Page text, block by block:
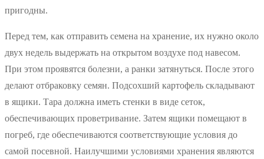
пригодны.
Перед тем, как отправить семена на хранение, их нужно около
двух недель выдержать на открытом воздухе под навесом.
При этом проявятся болезни, а ранки затянуться. После этого
делают отбраковку семян. Подсохший картофель складывают
в ящики. Тара должна иметь стенки в виде сеток,
обеспечивающих проветривание. Затем ящики помещают в
погреб, где обеспечиваются соответствующие условия до
самой посевной. Наилучшими условиями хранения являются